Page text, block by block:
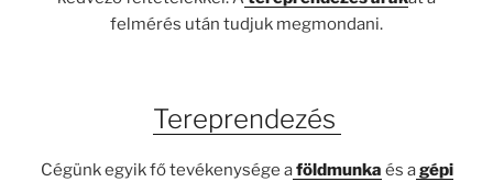
felmérés után tudjuk megmondani.
Tereprendezés
Cégünk egyik fő tevékenysége aföldmunka és agépi